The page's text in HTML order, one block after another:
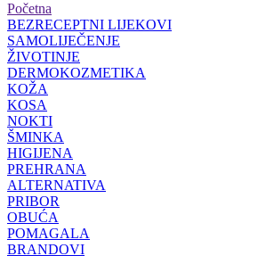
Početna
BEZRECEPTNI LIJEKOVI
SAMOLIJEČENJE
ŽIVOTINJE
DERMOKOZMETIKA
KOŽA
KOSA
NOKTI
ŠMINKA
HIGIJENA
PREHRANA
ALTERNATIVA
PRIBOR
OBUĆA
POMAGALA
BRANDOVI